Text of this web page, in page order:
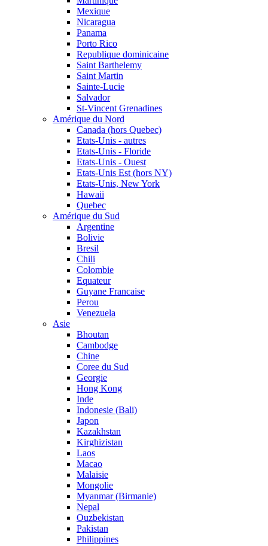
Mexique
Nicaragua
Panama
Porto Rico
Republique dominicaine
Saint Barthelemy
Saint Martin
Sainte-Lucie
Salvador
St-Vincent Grenadines
Amérique du Nord
Canada (hors Quebec)
Etats-Unis - autres
Etats-Unis - Floride
Etats-Unis - Ouest
Etats-Unis Est (hors NY)
Etats-Unis, New York
Hawaii
Quebec
Amérique du Sud
Argentine
Bolivie
Bresil
Chili
Colombie
Equateur
Guyane Francaise
Perou
Venezuela
Asie
Bhoutan
Cambodge
Chine
Coree du Sud
Georgie
Hong Kong
Inde
Indonesie (Bali)
Japon
Kazakhstan
Kirghizistan
Laos
Macao
Malaisie
Mongolie
Myanmar (Birmanie)
Nepal
Ouzbekistan
Pakistan
Philippines